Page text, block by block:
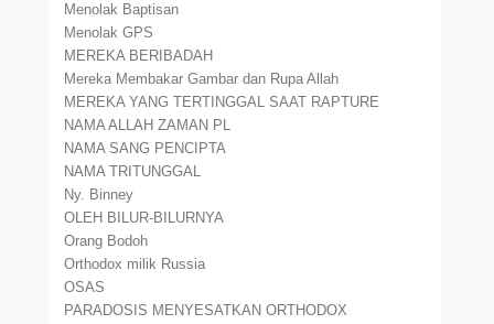
Menolak Baptisan
Menolak GPS
MEREKA BERIBADAH
Mereka Membakar Gambar dan Rupa Allah
MEREKA YANG TERTINGGAL SAAT RAPTURE
NAMA ALLAH ZAMAN PL
NAMA SANG PENCIPTA
NAMA TRITUNGGAL
Ny. Binney
OLEH BILUR-BILURNYA
Orang Bodoh
Orthodox milik Russia
OSAS
PARADOSIS MENYESATKAN ORTHODOX